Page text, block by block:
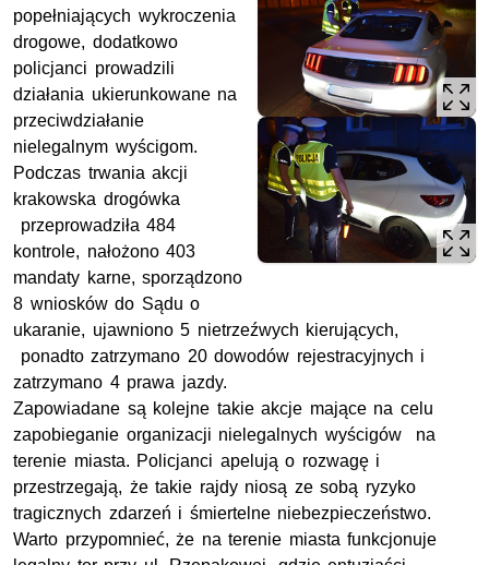
popełniających wykroczenia
drogowe, dodatkowo
policjanci prowadzili
działania ukierunkowane na
przeciwdziałanie
nielegalnym wyścigom.
Podczas trwania akcji
krakowska drogówka
przeprowadziła 484
kontrole, nałożono 403
mandaty karne, sporządzono
8 wniosków do Sądu o
ukaranie, ujawniono 5 nietrzeźwych kierujących,
ponadto zatrzymano 20 dowodów rejestracyjnych i
zatrzymano 4 prawa jazdy.
Zapowiadane są kolejne takie akcje mające na celu
zapobieganie organizacji nielegalnych wyścigów na
terenie miasta. Policjanci apelują o rozwagę i
przestrzegają, że takie rajdy niosą ze sobą ryzyko
tragicznych zdarzeń i śmiertelne niebezpieczeństwo.
Warto przypomnieć, że na terenie miasta funkcjonuje